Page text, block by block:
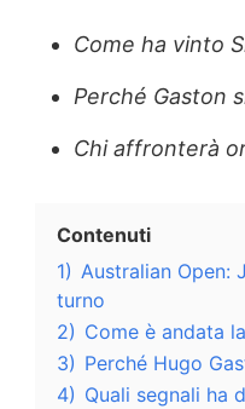
Come ha vinto
Perché Gaston
Chi affronterà
Contenuti
1) Australian Open:
turno
2) Come è andata
3) Perché Hugo
4) Quali segnali ha